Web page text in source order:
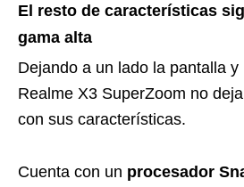
El resto de características
gama alta
Dejando a un lado la pantalla
Realme X3 SuperZoom no
con sus características.
Cuenta con un procesador